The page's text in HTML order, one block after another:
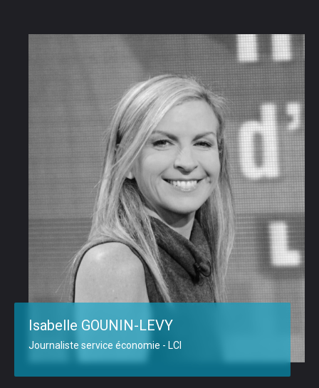
Isabelle GOUNIN-LEVY
Journaliste service économie - LCI